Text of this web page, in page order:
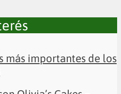
más importantes de los